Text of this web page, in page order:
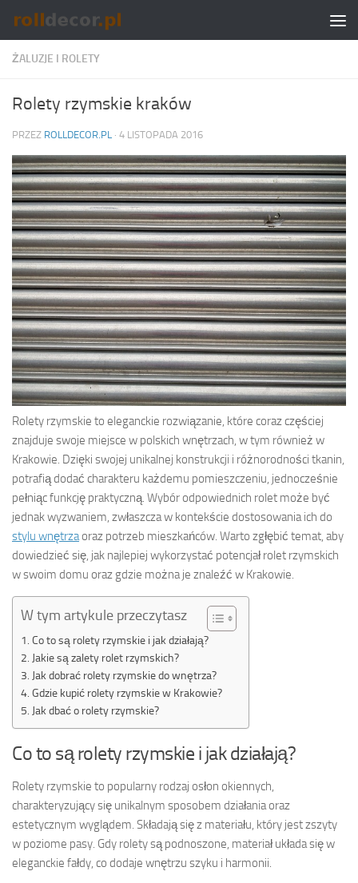
Skip to content
ŻALUZJE I ROLETY
Rolety rzymskie kraków
PRZEZ ROLLDECOR.PL · 4 LISTOPADA 2016
Rolety rzymskie to eleganckie rozwiązanie, które coraz częściej
znajduje swoje miejsce w polskich wnętrzach, w tym również w
Krakowie. Dzięki swojej unikalnej konstrukcji i różnorodności tkanin,
potrafią dodać charakteru każdemu pomieszczeniu, jednocześnie
pełniąc funkcję praktyczną. Wybór odpowiednich rolet może być
jednak wyzwaniem, zwłaszcza w kontekście dostosowania ich do
stylu wnętrzaoraz potrzeb mieszkańców. Warto zgłębić temat, aby
dowiedzieć się, jak najlepiej wykorzystać potencjał rolet rzymskich
w swoim domu oraz gdzie można je znaleźć w Krakowie.
W tym artykule przeczytasz
Co to są rolety rzymskie i jak działają?
Jakie są zalety rolet rzymskich?
Jak dobrać rolety rzymskie do wnętrza?
Gdzie kupić rolety rzymskie w Krakowie?
Jak dbać o rolety rzymskie?
Co to są rolety rzymskie i jak działają?
Rolety rzymskie to popularny rodzaj osłon okiennych,
charakteryzujący się unikalnym sposobem działania oraz
estetycznym wyglądem. Składają się z materiału, który jest zszyty
w poziome pasy. Gdy rolety są podnoszone, materiał układa się w
eleganckie fałdy, co dodaje wnętrzu szyku i harmonii.